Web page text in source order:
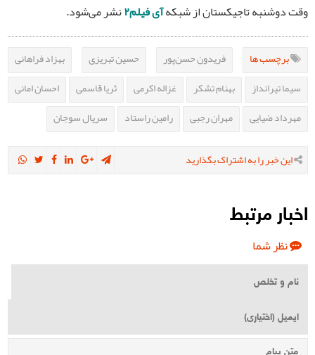
وقت دوشنبه تاجیکستان از شبکهآی فیلم۲ نشر می‌شود.
برچسب ها فریدون حسن‌پور حسین تبریزی
بهزاد فراهانی
سیما تیرانداز
بهنام تشکر غزاله اکرمی ثریا قاسمی
احسان امانی
مهرداد ضیایی
مهران رجبی رامین راستاد سریال سوجان
این خبر را به اشتراک بگذارید
اخبار مرتبط
نظر شما